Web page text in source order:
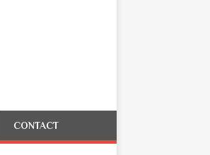
CONTACT